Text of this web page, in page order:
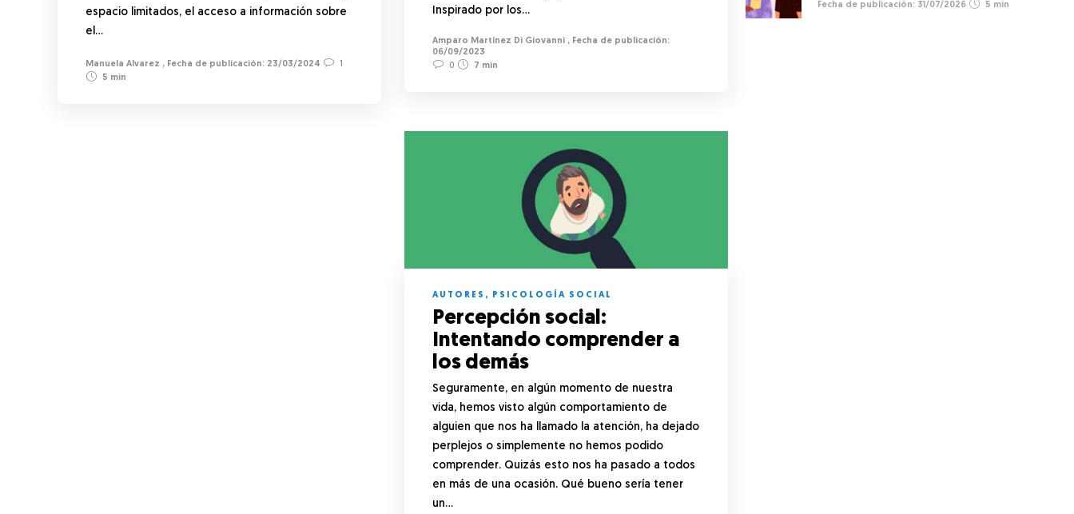
espacio limitados, el acceso a información sobre
el…
Manuela Alvarez , 23/03/2024
1
5 min
Inspirado por los…
Amparo Martínez Di Giovanni ,
06/09/2023
0
7 min
AUTORES , PSICOLOGÍA SOCIAL
Percepción social:
Intentando comprender a
los demás
Seguramente, en algún momento de nuestra
vida, hemos visto algún comportamiento de
alguien que nos ha llamado la atención, ha dejado
perplejos o simplemente no hemos podido
comprender. Quizás esto nos ha pasado a todos
en más de una ocasión. Qué bueno sería tener
un…
31/07/2026 5 min